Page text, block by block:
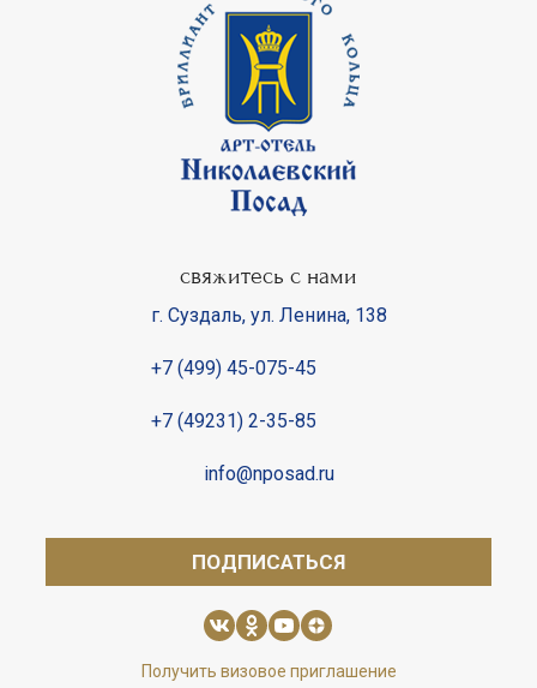
свяжитесь с нами
г. Суздаль, ул. Ленина, 138
+7 (499) 45-075-45
+7 (49231) 2-35-85
info@nposad.ru
ПОДПИСАТЬСЯ
Получить визовое приглашение